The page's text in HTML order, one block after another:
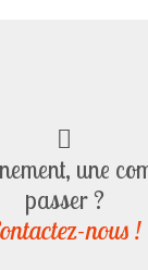
une
passer ?
nous !